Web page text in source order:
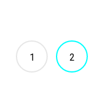
1 2